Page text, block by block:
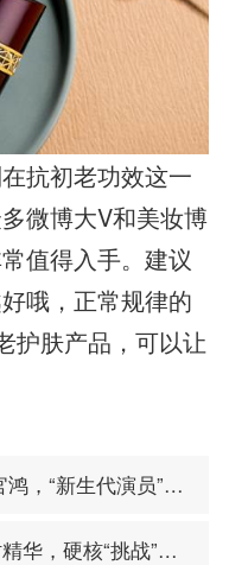
抗初老功效这一
微博大V和美妆博
值得入手。建议
哦，正常规律的
护肤产品，可以让
”与“元气小蓝瓶”相逢秀功夫
，硬核“挑战”初老肌